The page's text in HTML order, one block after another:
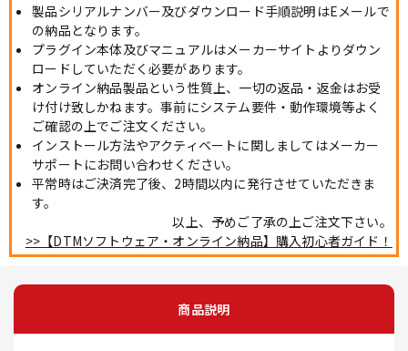
製品シリアルナンバー及びダウンロード手順説明はEメールで
の納品となります。
プラグイン本体及びマニュアルはメーカーサイトよりダウン
ロードしていただく必要があります。
オンライン納品製品という性質上、一切の返品・返金はお受
け付け致しかねます。事前にシステム要件・動作環境等よく
ご確認の上でご注文ください。
インストール方法やアクティベートに関しましてはメーカー
サポートにお問い合わせください。
平常時はご決済完了後、2時間以内に発行させていただきま
す。
以上、予めご了承の上ご注文下さい。
>>【DTMソフトウェア・オンライン納品】購入初心者ガイド！
商品説明